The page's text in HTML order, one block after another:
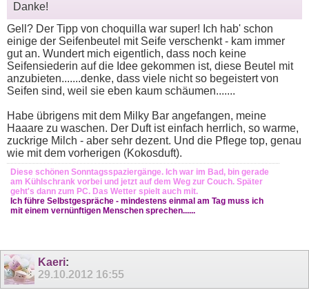
Danke!
Gell? Der Tipp von choquilla war super! Ich hab' schon
einige der Seifenbeutel mit Seife verschenkt - kam immer
gut an. Wundert mich eigentlich, dass noch keine
Seifensiederin auf die Idee gekommen ist, diese Beutel mit
anzubieten.......denke, dass viele nicht so begeistert von
Seifen sind, weil sie eben kaum schäumen.......
Habe übrigens mit dem Milky Bar angefangen, meine
Haaare zu waschen. Der Duft ist einfach herrlich, so warme,
zuckrige Milch - aber sehr dezent. Und die Pflege top, genau
wie mit dem vorherigen (Kokosduft).
Diese schönen Sonntagsspaziergänge. Ich war im Bad, bin gerade
am Kühlschrank vorbei und jetzt auf dem Weg zur Couch. Später
geht's dann zum PC. Das Wetter spielt auch mit.
Ich führe Selbstgespräche - mindestens einmal am Tag muss ich
mit einem vernünftigen Menschen sprechen......
Kaeri:
29.10.2012 16:55